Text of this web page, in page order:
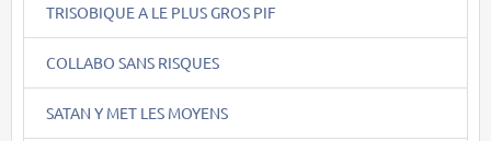
TRISOBIQUE A LE PLUS GROS PIF
COLLABO SANS RISQUES
SATAN Y MET LES MOYENS